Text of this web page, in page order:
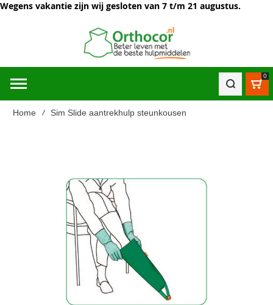
Wegens vakantie zijn wij gesloten van 7 t/m 21 augustus.
0
Home Sim Slide aantrekhulp steunkousen
afbeeldingen-